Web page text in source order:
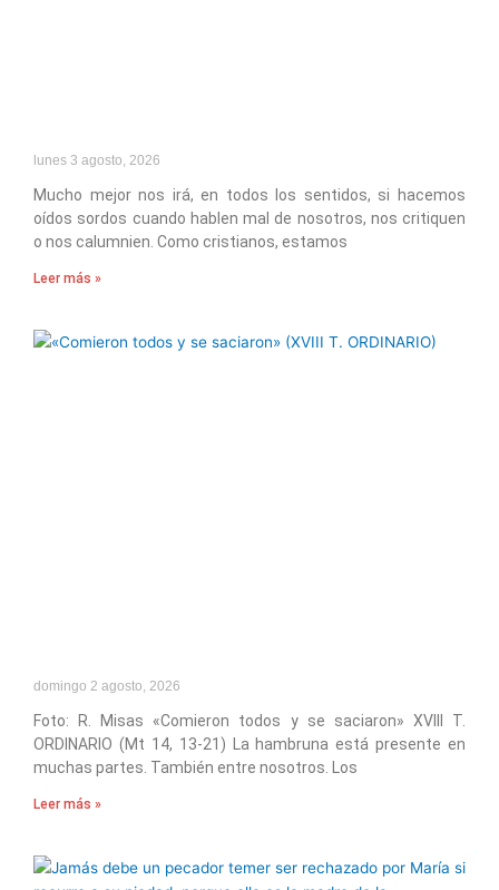
lunes 3 agosto, 2026
Mucho mejor nos irá, en todos los sentidos, si hacemos
oídos sordos cuando hablen mal de nosotros, nos critiquen
o nos calumnien. Como cristianos, estamos
Leer más »
domingo 2 agosto, 2026
Foto: R. Misas «Comieron todos y se saciaron» XVIII T.
ORDINARIO (Mt 14, 13-21) La hambruna está presente en
muchas partes. También entre nosotros. Los
Leer más »